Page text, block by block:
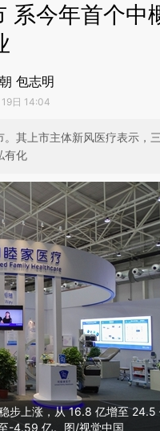
系今年首个中
包志明
日 14:04
其上市主体新风医疗表示，
有化
步上涨，从 16.8 亿增至 24.5
-4.59 亿。图/视觉中国